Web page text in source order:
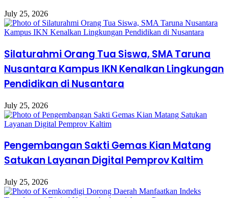
July 25, 2026
Silaturahmi Orang Tua Siswa, SMA Taruna
Nusantara Kampus IKN Kenalkan Lingkungan
Pendidikan di Nusantara
July 25, 2026
Pengembangan Sakti Gemas Kian Matang
Satukan Layanan Digital Pemprov Kaltim
July 25, 2026